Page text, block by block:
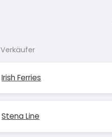
Verkäufer
Irish Ferries
Stena Line